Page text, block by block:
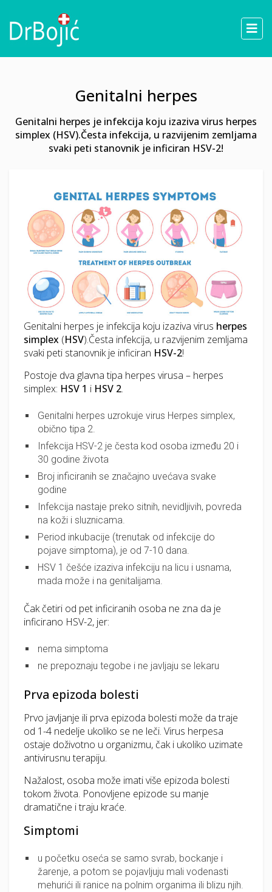
Genitalni herpes
Genitalni herpes je infekcija koju izaziva virus herpes
simplex (HSV).Česta infekcija, u razvijenim zemljama
svaki peti stanovnik je inficiran HSV-2!
Genitalni herpes je infekcija koju izaziva virus herpes
simplex (HSV).Česta infekcija, u razvijenim zemljama
svaki peti stanovnik je inficiran HSV-2!
Postoje dva glavna tipa herpes virusa – herpes
simplex: HSV 1 i HSV 2.
Genitalni herpes uzrokuje virus Herpes simplex,
obično tipa 2.
Infekcija HSV-2 je česta kod osoba između 20 i
30 godine života
Broj inficiranih se značajno uvećava svake
godine
Infekcija nastaje preko sitnih, nevidljivih, povreda
na koži i sluznicama.
Period inkubacije (trenutak od infekcije do
pojave simptoma), je od 7-10 dana.
HSV 1 češće izaziva infekciju na licu i usnama,
mada može i na genitalijama.
Čak četiri od pet inficiranih osoba ne zna da je
inficirano HSV-2, jer:
nema simptoma
ne prepoznaju tegobe i ne javljaju se lekaru
Prva epizoda bolesti
Prvo javljanje ili prva epizoda bolesti može da traje
od 1-4 nedelje ukoliko se ne leči. Virus herpesa
ostaje doživotno u organizmu, čak i ukoliko uzimate
antivirusnu terapiju.
Nažalost, osoba može imati više epizoda bolesti
tokom života. Ponovljene epizode su manje
dramatične i traju kraće.
Simptomi
u početku oseća se samo svrab, bockanje i
žarenje, a potom se pojavljuju mali vodenasti
mehurići ili ranice na polnim organima ili blizu njih.